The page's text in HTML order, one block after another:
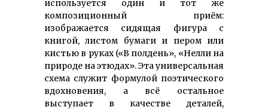
используется один и тот же
композиционный приём:
изображается сидящая фигура с
книгой, листом бумаги и пером или
кистью в руках («В полдень», «Нелли на
природе на этюдах». Эта универсальная
схема служит формулой поэтического
вдохновения, а всё остальное
выступает в качестве деталей,